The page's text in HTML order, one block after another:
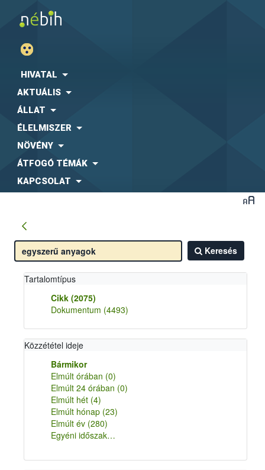
HIVATAL
AKTUÁLIS
ÁLLAT
ÉLELMISZER
NÖVÉNY
ÁTFOGÓ TÉMÁK
KAPCSOLAT
Keresés
Tartalomtípus
Cikk (2075)
Dokumentum (4493)
Közzététel ideje
Bármikor
Elmúlt órában (0)
Elmúlt 24 órában (0)
Elmúlt hét (4)
Elmúlt hónap (23)
Elmúlt év (280)
Egyéni időszak…